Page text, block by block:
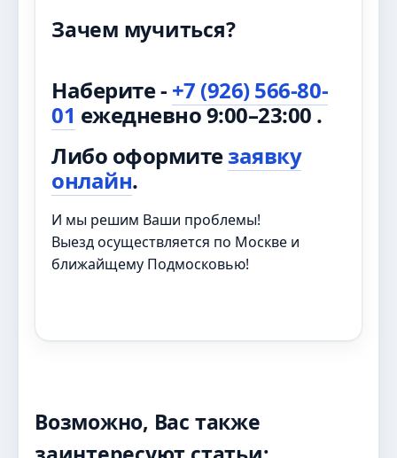
Зачем мучиться?
Наберите - +7 (926) 566-80-
01 ежедневно 9:00–23:00 .
Либо оформитезаявку
онлайн.
И мы решим Ваши проблемы!
Выезд осуществляется по Москве и
ближайщему Подмосковью!
Возможно, Вас также